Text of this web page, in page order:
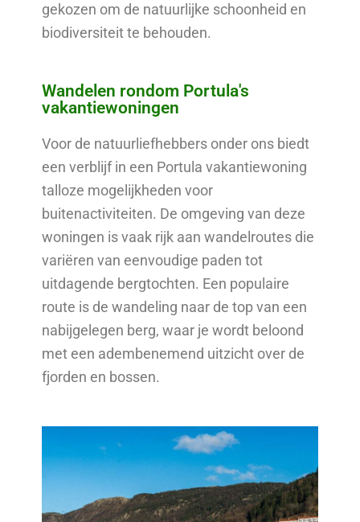
gekozen om de natuurlijke schoonheid en
biodiversiteit te behouden.
Wandelen rondom Portula's
vakantiewoningen
Voor de natuurliefhebbers onder ons biedt
een verblijf in een Portula vakantiewoning
talloze mogelijkheden voor
buitenactiviteiten. De omgeving van deze
woningen is vaak rijk aan wandelroutes die
variëren van eenvoudige paden tot
uitdagende bergtochten. Een populaire
route is de wandeling naar de top van een
nabijgelegen berg, waar je wordt beloond
met een adembenemend uitzicht over de
fjorden en bossen.